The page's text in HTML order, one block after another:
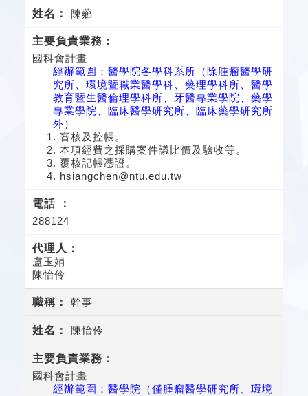
陳薌
國科會計畫
經辦範圍：醫學院各學科系所（除腫瘤醫學研
究所、環境暨職業醫學科、藥理學科所、醫學
教育暨生醫倫理學科所、牙醫專業學院、藥學
專業學院、臨床醫學研究所、臨床藥學研究所
外）
審核及控帳。
本項經費之採購案件議比價及驗收等。
覆核記帳憑證。
hsiangchen@ntu.edu.tw
288124
盧玉娟
陳怡伶
幹事
陳怡伶
國科會計畫
經辦範圍： 醫學院（僅腫瘤醫學研究所、環境